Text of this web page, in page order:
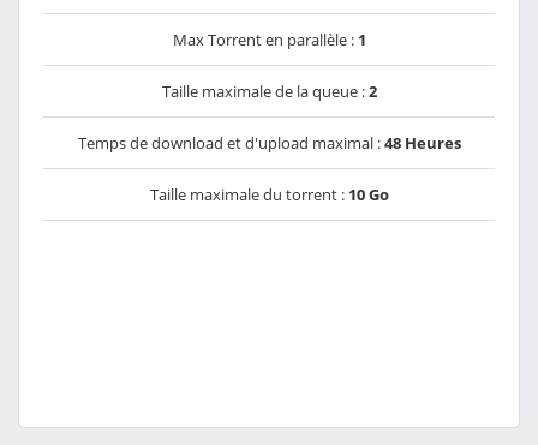
Max Torrent en parallèle : 1
Taille maximale de la queue :2
Temps de download et d'upload maximal :48 Heures
Taille maximale du torrent : 10 Go